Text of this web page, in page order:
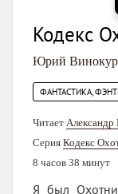
Кодекс
Юрий
ФАНТАСТИКА,
Читает Александр
Серия Кодекс
8 часов 38 минут
Я был